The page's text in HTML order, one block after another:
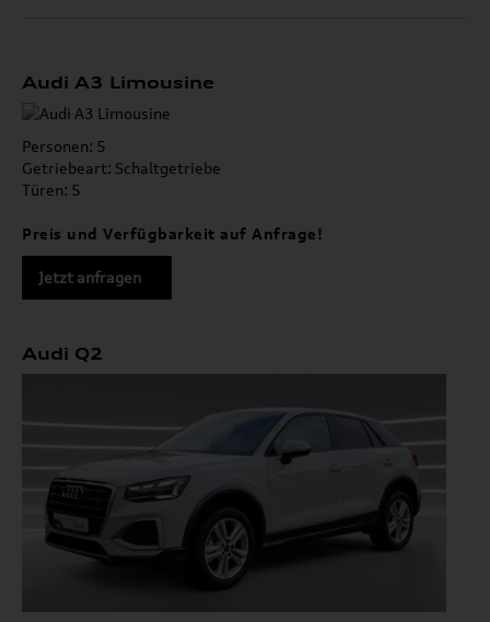
Audi A3 Limousine
Personen: 5
Getriebeart: Schaltgetriebe
Türen: 5
Preis und Verfügbarkeit auf Anfrage!
Jetzt anfragen
Audi Q2